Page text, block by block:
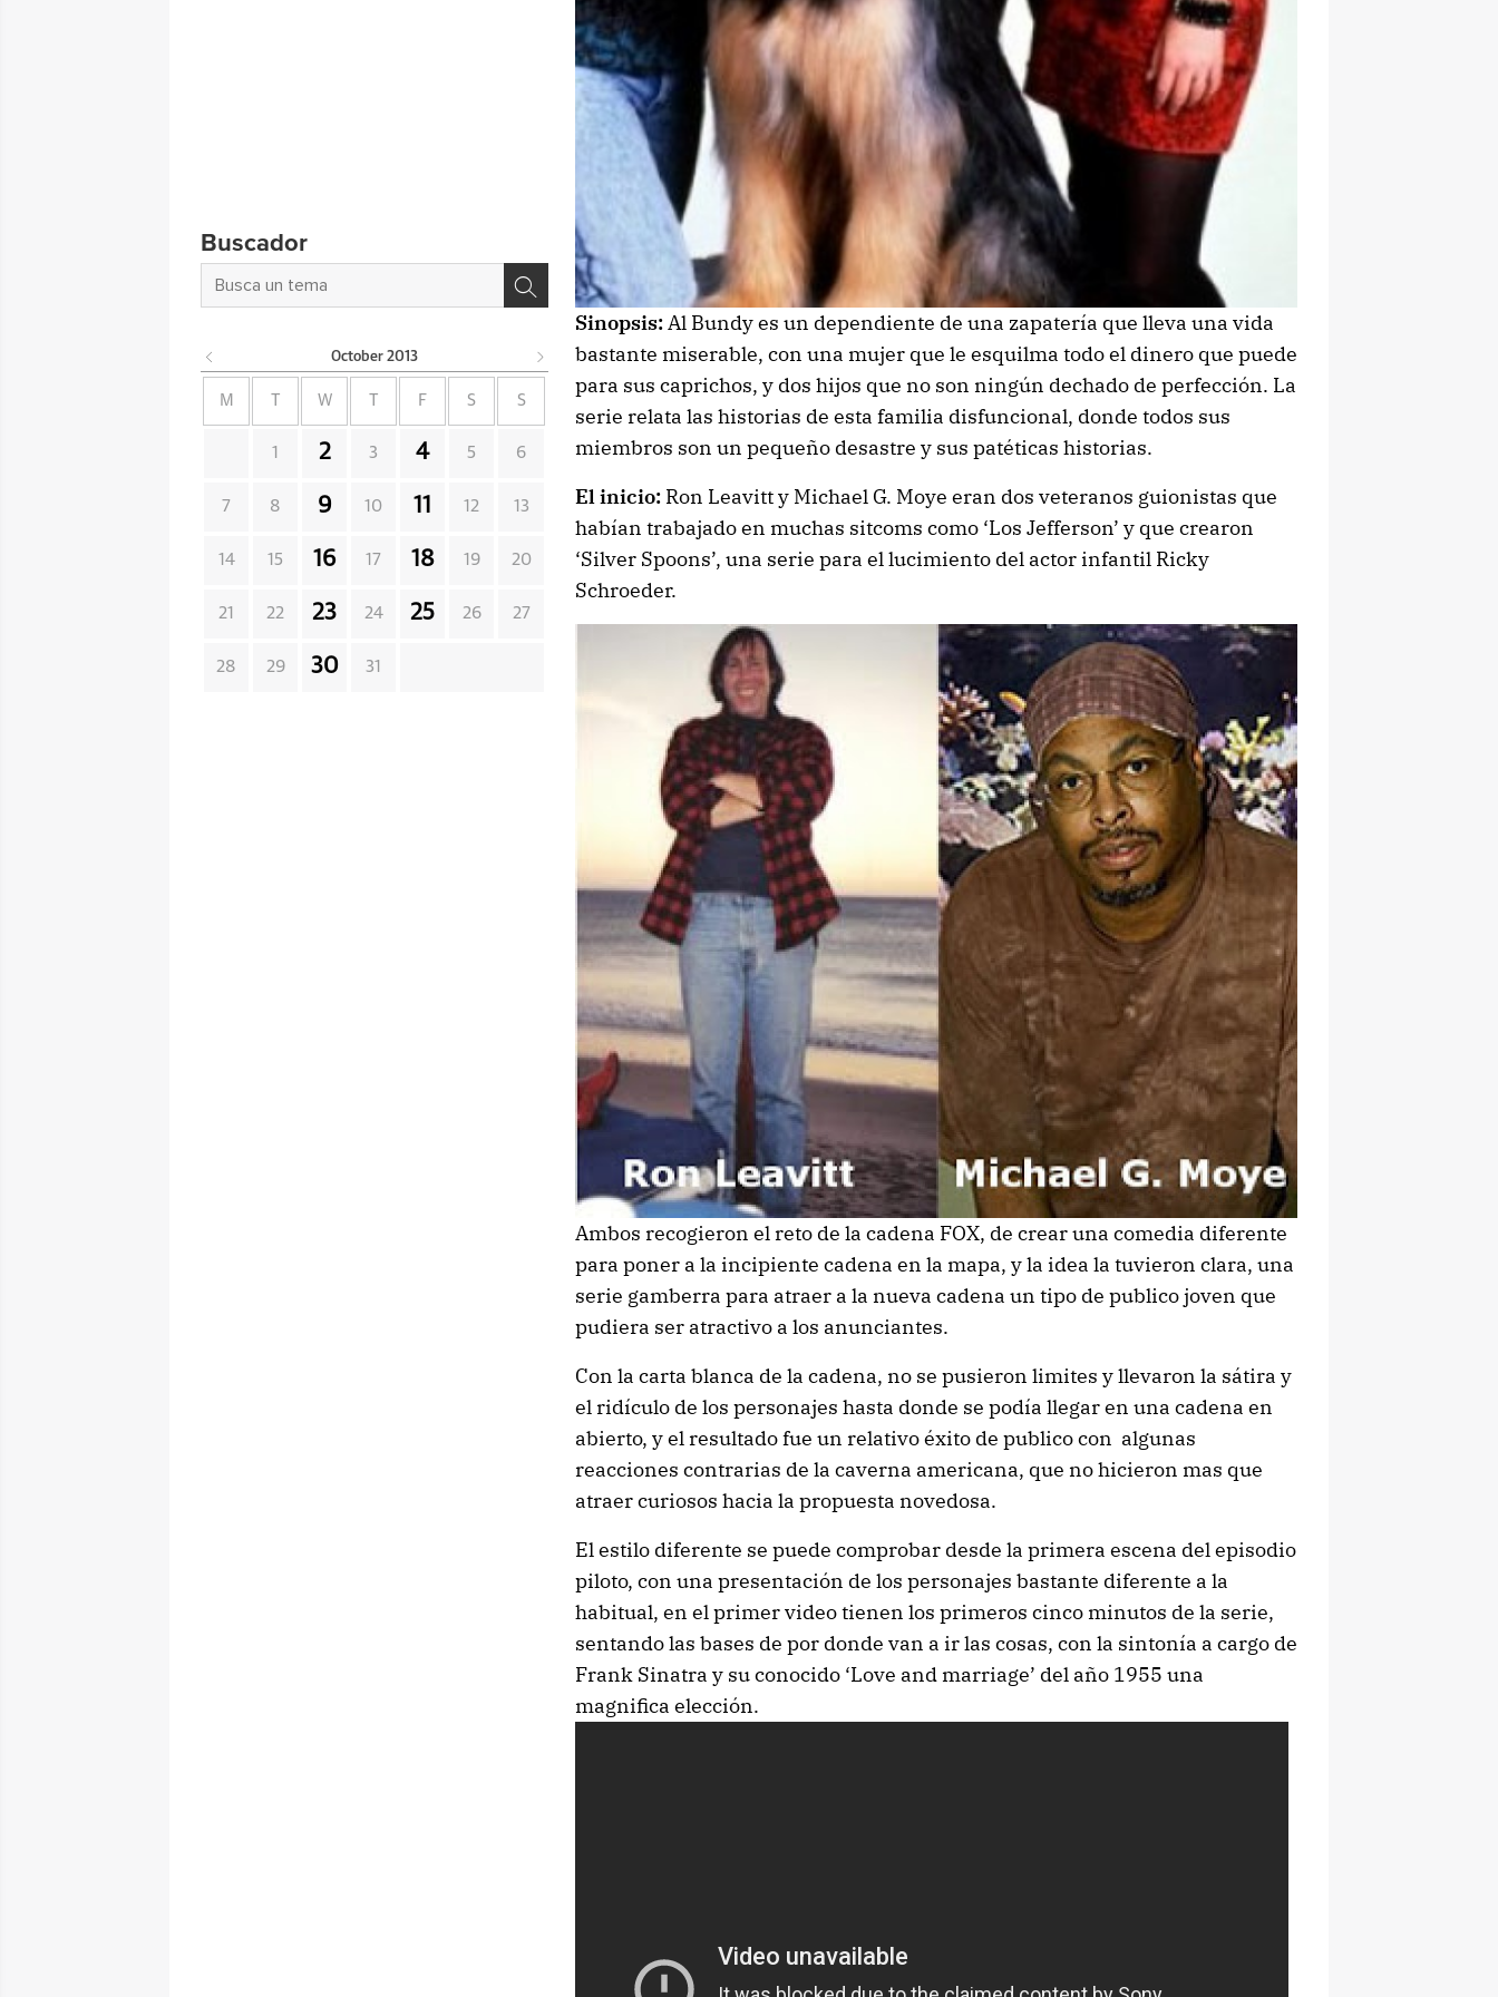
Sinopsis:Al Bundy es un dependiente de una zapatería que lleva una vida
bastante miserable, con una mujer que le esquilma todo el dinero que puede
para sus caprichos, y dos hijos que no son ningún dechado de perfección. La
serie relata las historias de esta familia disfuncional, donde todos sus
miembros son un pequeño desastre y sus patéticas historias.
El inicio:Ron Leavitt y Michael G. Moye eran dos veteranos guionistas que
habían trabajado en muchas sitcoms como ‘Los Jefferson’ y que crearon
‘Silver Spoons’, una serie para el lucimiento del actor infantil Ricky
Schroeder.
Ambos recogieron el reto de la cadena FOX, de crear una comedia diferente
para poner a la incipiente cadena en la mapa, y la idea la tuvieron clara, una
serie gamberra para atraer a la nueva cadena un tipo de publico joven que
pudiera ser atractivo a los anunciantes.
Con la carta blanca de la cadena, no se pusieron limites y llevaron la sátira y
el ridículo de los personajes hasta donde se podía llegar en una cadena en
abierto, y el resultado fue un relativo éxito de publico con algunas
reacciones contrarias de la caverna americana, que no hicieron mas que
atraer curiosos hacia la propuesta novedosa.
El estilo diferente se puede comprobar desde la primera escena del episodio
piloto, con una presentación de los personajes bastante diferente a la
habitual, en el primer video tienen los primeros cinco minutos de la serie,
sentando las bases de por donde van a ir las cosas, con la sintonía a cargo de
Frank Sinatra y su conocido ‘Love and marriage’ del año 1955 una
magnifica elección.
Buscador
October 2013
M W F S S
1 2 3 4 5 6
7 8 9 10 11 12 13
14 15 16 17 18 19 20
21 22 23 24 25 26 27
28 29 30 31